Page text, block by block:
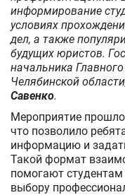
информирование
условиях
дел, а также
будущих юристов.
начальника
Челябинской
Савенко.
Мероприятие
что позволило
информацию и
Такой формат
помогают студентам
выбору